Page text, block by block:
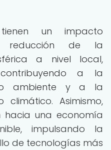
un impacto
reducción de la
a nivel local,
a la
ambiente y a la
Asimismo,
hacia una economía
impulsando la
de tecnologías más